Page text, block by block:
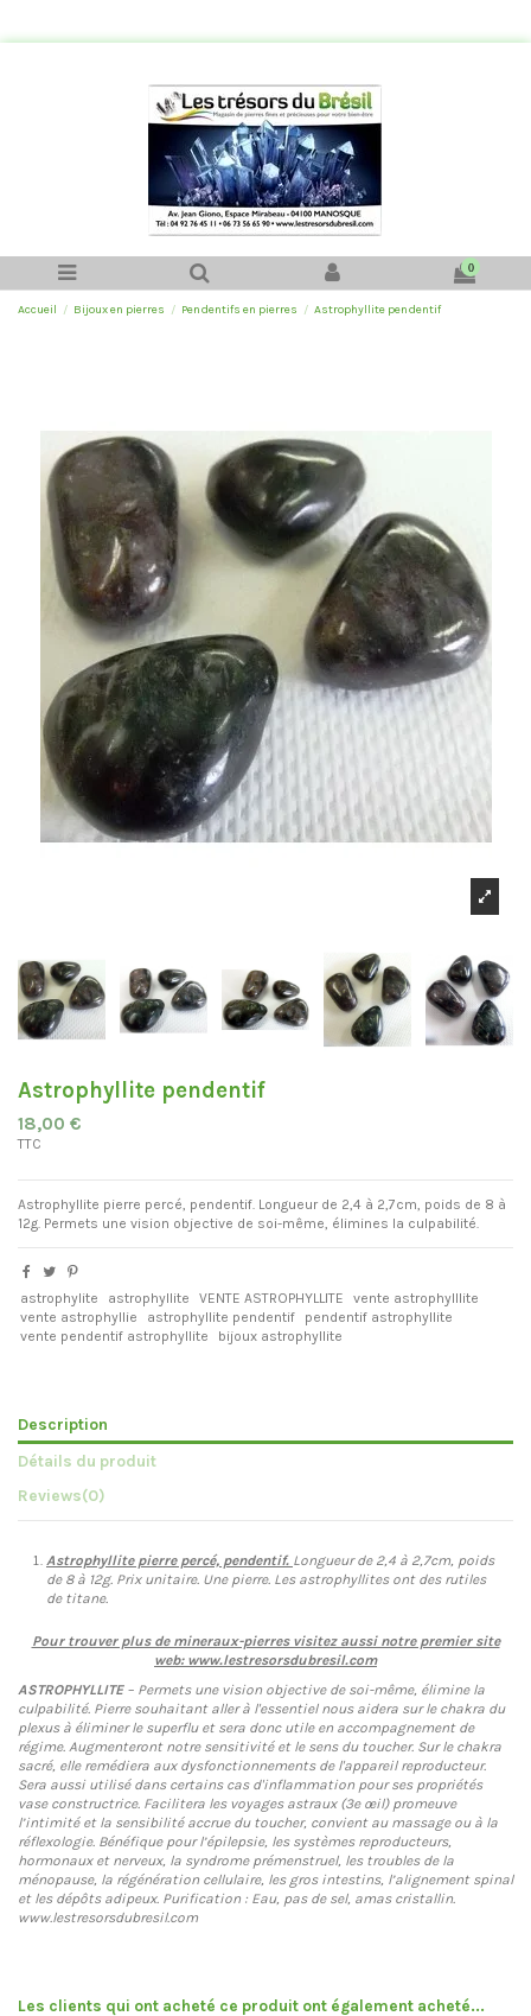
0
Accueil Bijoux en pierres Pendentifs en pierres Astrophyllite pendentif
Astrophyllite pendentif
18,00 €
TTC
Astrophyllite pierre percé, pendentif. Longueur de 2,4 à 2,7cm, poids de 8 à
12g. Permets une vision objective de soi-même, élimines la culpabilité.
astrophylite astrophyllite VENTE ASTROPHYLLITE
vente astrophylllite
vente astrophyllie
astrophyllite pendentif
pendentif astrophyllite
vente pendentif astrophyllite
bijoux astrophyllite
Description
Détails du produit
Reviews(0)
Astrophyllite pierre percé, pendentif. Longueur de 2,4 à 2,7cm, poids
de 8 à 12g. Prix unitaire. Une pierre. Les astrophyllites ont des rutiles
de titane.
Pour trouver plus de mineraux-pierres visitez aussi notre premier site
web: www.lestresorsdubresil.com
ASTROPHYLLITE– Permets une vision objective de soi-même, élimine la
culpabilité. Pierre souhaitant aller à l'essentiel nous aidera sur le chakra du
plexus à éliminer le superflu et sera donc utile en accompagnement de
régime. Augmenteront notre sensitivité et le sens du toucher. Sur le chakra
sacré, elle remédiera aux dysfonctionnements de l'appareil reproducteur.
Sera aussi utilisé dans certains cas d'inflammation pour ses propriétés
vase constructrice. Facilitera les voyages astraux (3e œil) promeuve
l’intimité et la sensibilité accrue du toucher, convient au massage ou à la
réflexologie. Bénéfique pour l’épilepsie, les systèmes reproducteurs,
hormonaux et nerveux, la syndrome prémenstruel, les troubles de la
ménopause, la régénération cellulaire, les gros intestins, l’alignement spinal
et les dépôts adipeux. Purification : Eau, pas de sel, amas cristallin.
www.lestresorsdubresil.com
Les clients qui ont acheté ce produit ont également acheté...